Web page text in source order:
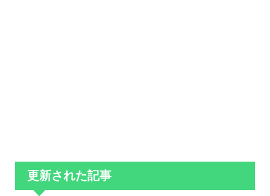
更新された記事